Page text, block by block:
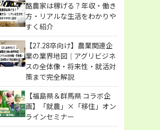
酪農家は稼げる？年収・働き
方・リアルな生活をわかりや
すく紹介
【27.28卒向け】農業関連企
業の業界地図｜アグリビジネ
スの全体像・将来性・就活対
策まで完全解説
【福島県＆群馬県 コラボ企
画】「就農」×「移住」オン
ラインセミナー